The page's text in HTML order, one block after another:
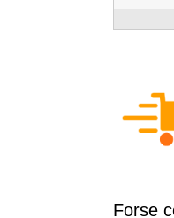
Forse